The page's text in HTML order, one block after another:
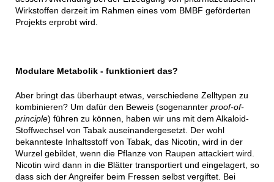
Wirkstoffen derzeit im Rahmen eines vom BMBF geförderten
Projekts erprobt wird.
Modulare Metabolik - funktioniert das?
Aber bringt das überhaupt etwas, verschiedene Zelltypen zu
kombinieren? Um dafür den Beweis (sogenannter proof-of-
principle) führen zu können, haben wir uns mit dem Alkaloid-
Stoffwechsel von Tabak auseinandergesetzt. Der wohl
bekannteste Inhaltsstoff von Tabak, das Nicotin, wird in der
Wurzel gebildet, wenn die Pflanze von Raupen attackiert wird.
Nicotin wird dann in die Blätter transportiert und eingelagert, so
dass sich der Angreifer beim Fressen selbst vergiftet. Bei